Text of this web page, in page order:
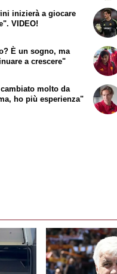
inizierà a giocare
VIDEO!
È un sogno, ma
a crescere"
molto da
ho più esperienza"